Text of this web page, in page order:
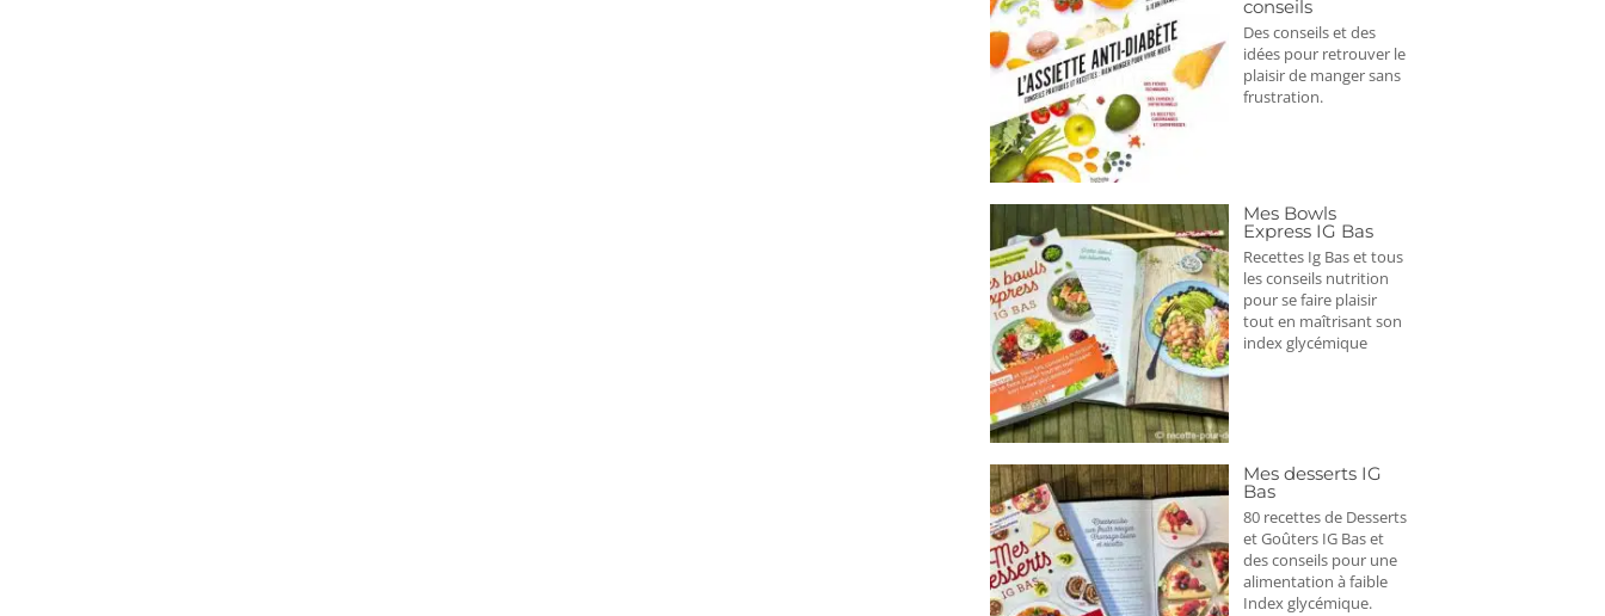
conseils
Des conseils et des
idées pour retrouver le
plaisir de manger sans
frustration.
Mes Bowls
Express IG Bas
Recettes Ig Bas et tous
les conseils nutrition
pour se faire plaisir
tout en maîtrisant son
index glycémique
Mes desserts IG
Bas
80 recettes de Desserts
et Goûters IG Bas et
des conseils pour une
alimentation à faible
Index glycémique.